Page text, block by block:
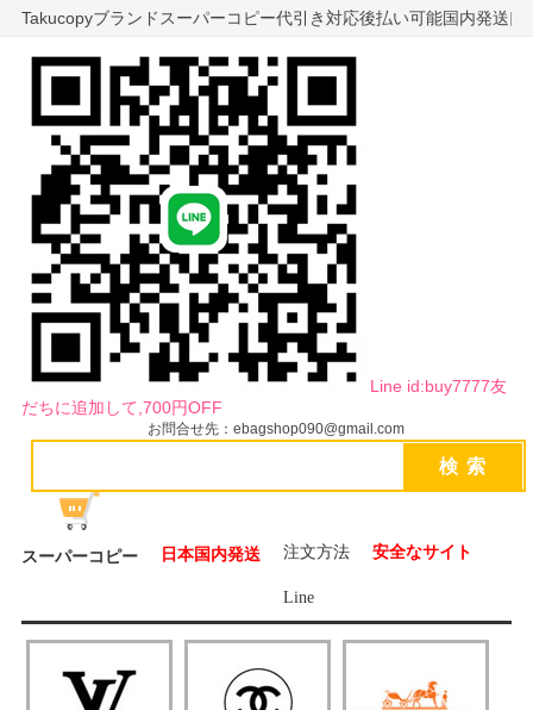
Takucopyブランドスーパーコピー代引き対応後払い可能国内発送
Line id:buy7777友
だちに追加して,700円OFF
お問合せ先：ebagshop090@gmail.com
スーパーコピー 日本国内発送 注文方法 安全なサイト
Line